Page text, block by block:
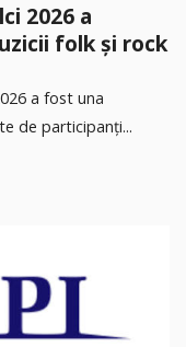
2026 a
folk și rock
a fost una
de participanți...